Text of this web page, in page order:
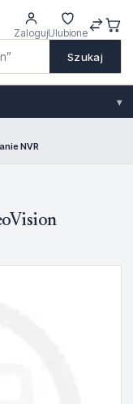
Szukaj
ZalogujUlubione
▾
NVR